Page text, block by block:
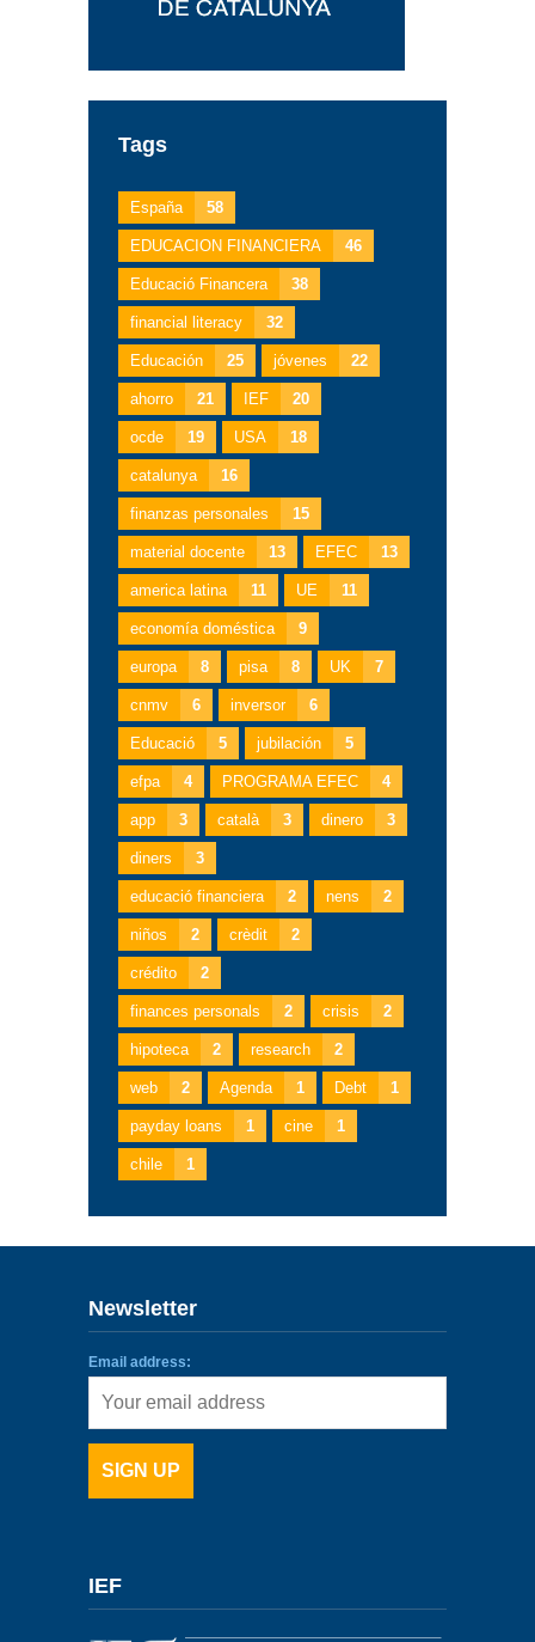
Tags
España 58
EDUCACION FINANCIERA 46
Educació Financera 38
financial literacy 32
Educación 25 jóvenes 22
ahorro 21 IEF 20
ocde 19 USA 18
catalunya 16
finanzas personales 15
material docente 13 EFEC 13
america latina 11 UE 11
economía doméstica 9
europa 8 pisa 8 UK 7
cnmv 6 inversor 6
Educació 5 jubilación 5
efpa 4 PROGRAMA EFEC 4
app 3 català 3 dinero 3
diners 3
educació financiera 2 nens 2
niños 2 crèdit 2
crédito 2
finances personals 2 crisis 2
hipoteca 2 research 2
web 2 Agenda 1 Debt 1
payday loans 1 cine 1
chile 1
Newsletter
Email address:
IEF